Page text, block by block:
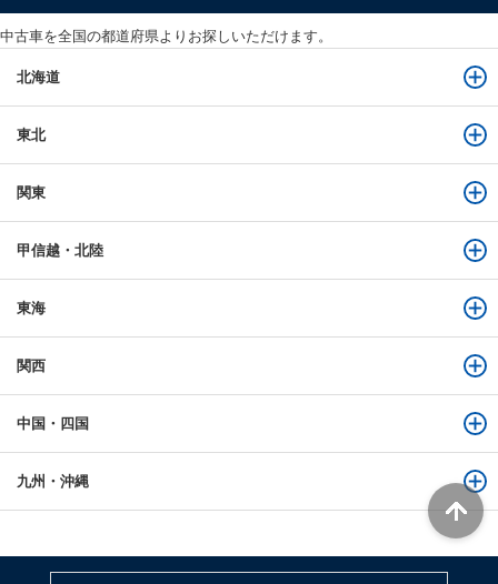
中古車を全国の都道府県よりお探しいただけます。
北海道
東北
関東
甲信越・北陸
東海
関西
中国・四国
九州・沖縄